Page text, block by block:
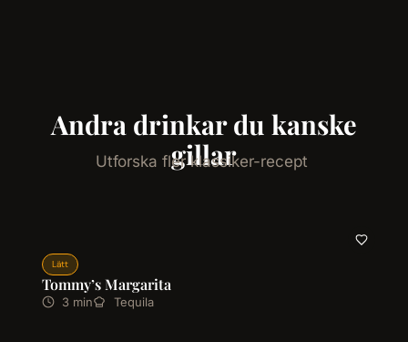
Andra drinkar du kanske
gillar
Utforska fler klassiker-recept
Lätt
Tommy’s Margarita
3 min Tequila